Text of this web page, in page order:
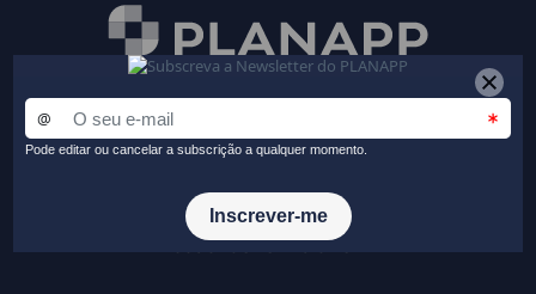
Fique a par das principais novidades do PLANAPP
Aceder ao formulário